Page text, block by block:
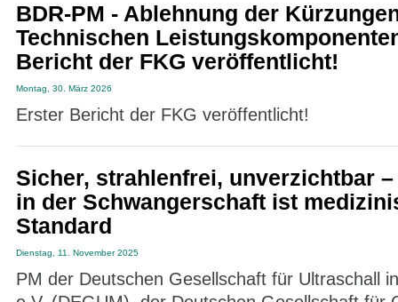
BDR-PM - Ablehnung der
Technischen
Bericht der FKG veröffentlicht!
Montag, 30. März 2026
Erster Bericht der FKG veröffentlicht!
Sicher, strahlenfrei, unverzichtbar
in der Schwangerschaft ist
Standard
Dienstag, 11. November 2025
PM der Deutschen Gesellschaft für Ultraschall